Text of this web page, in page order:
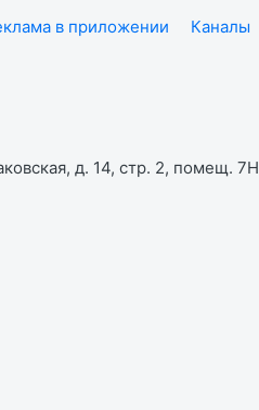
в приложении Каналы
д. 14, стр. 2, помещ. 7Н